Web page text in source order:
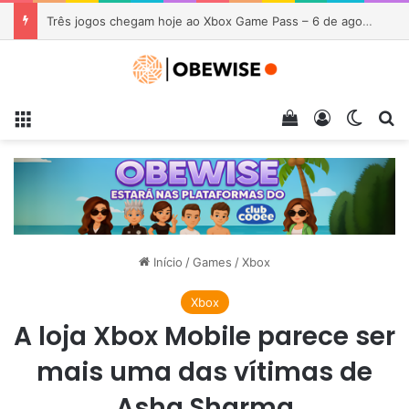
Escola criada por esposa de Mark Zuckerberg fecha após US$ 125 milhões em investimentos
Entrar
Veja seu
Início /Games /Xbox
Xbox
A loja Xbox Mobile parece ser
mais uma das vítimas de